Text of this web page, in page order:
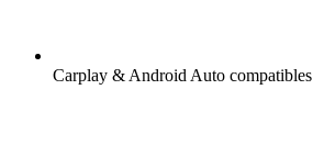
Carplay & Android Auto compatibles